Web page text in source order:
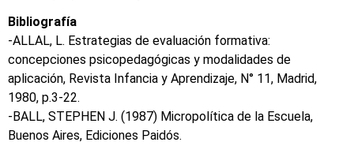
Bibliografía
-ALLAL, L. Estrategias de evaluación formativa:
concepciones psicopedagógicas y modalidades de
aplicación, Revista Infancia y Aprendizaje, N° 11, Madrid,
1980, p.3-22.
-BALL, STEPHEN J. (1987) Micropolítica de la Escuela,
Buenos Aires, Ediciones Paidós.